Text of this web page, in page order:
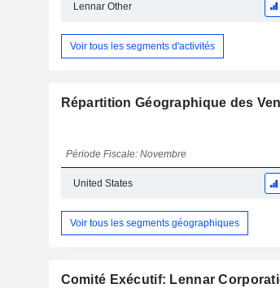
Lennar Other
Voir tous les segments d'activités
Répartition Géographique des
Période Fiscale: Novembre
United States
Voir tous les segments géographiques
Comité Exécutif: Lennar